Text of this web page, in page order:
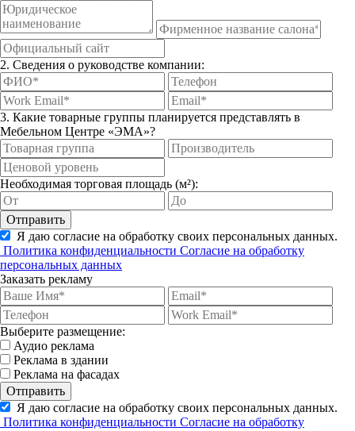
2. Сведения о руководстве компании:
3. Какие товарные группы планируется представлять в
Мебельном Центре «ЭМА»?
Необходимая торговая площадь (м²):
Отправить
Я даю согласие на обработку своих персональных данных.
Политика конфиденциальности Согласие на обработку
персональных данных
Заказать рекламу
Выберите размещение:
Аудио реклама
Реклама в здании
Реклама на фасадах
Отправить
Я даю согласие на обработку своих персональных данных.
Политика конфиденциальности Согласие на обработку